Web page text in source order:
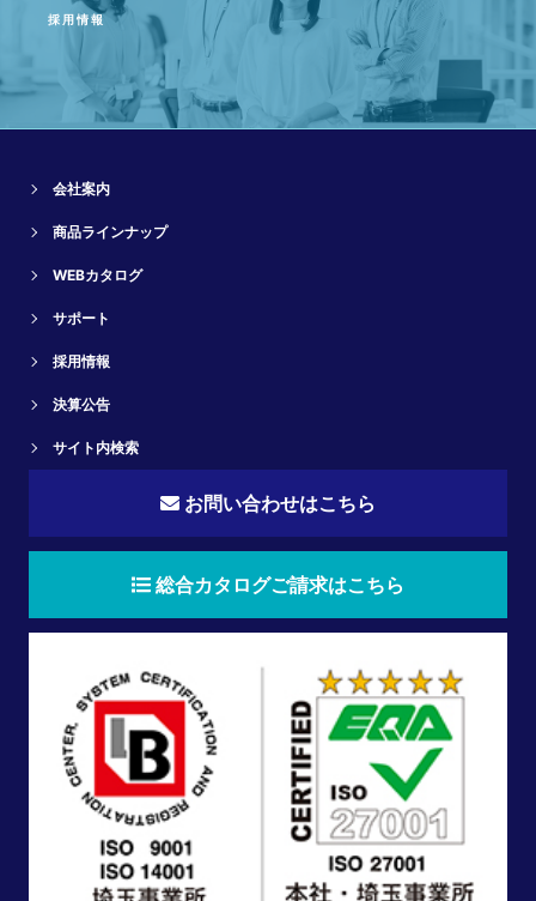
採用情報
会社案内
商品ラインナップ
WEBカタログ
サポート
採用情報
決算公告
サイト内検索
お問い合わせはこちら
総合カタログご請求はこちら